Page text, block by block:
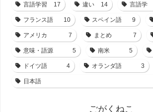
言語学習 17 違い 14 言語学
フランス語 10 スペイン語 9
アメリカ 7 まとめ 7
意味・語源 5 南米 5
ドイツ語 4 オランダ語 3
日本語
ごがくねこ